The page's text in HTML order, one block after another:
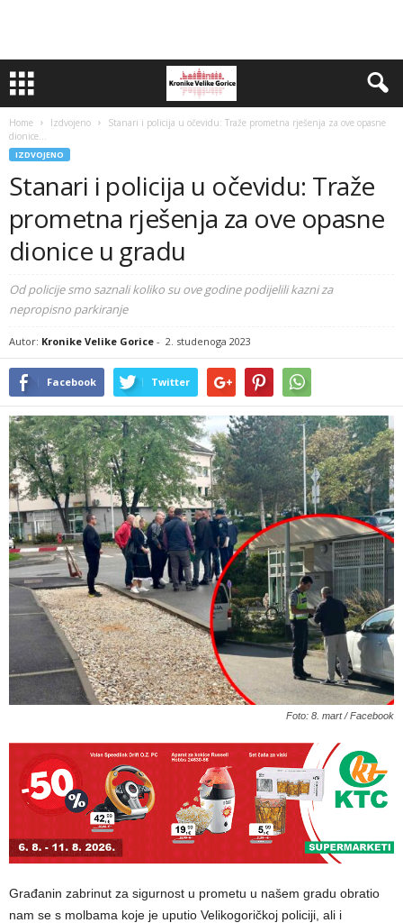
Home Izdvojeno
Stanari i policija u očevidu: Traže prometna rješenja za ove opasne
dionice...
IZDVOJENO
Stanari i policija u očevidu: Traže
prometna rješenja za ove opasne
dionice u gradu
Od policije smo saznali koliko su ove godine podijelili kazni za
nepropisno parkiranje
Autor: Kronike Velike Gorice - 2. studenoga 2023
Facebook Twitter
Foto: 8. mart / Facebook
Građanin zabrinut za sigurnost u prometu u našem gradu obratio
nam se s molbama koje je uputio Velikogoričkoj policiji, ali i